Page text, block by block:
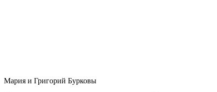
Мария и Григорий Бурковы